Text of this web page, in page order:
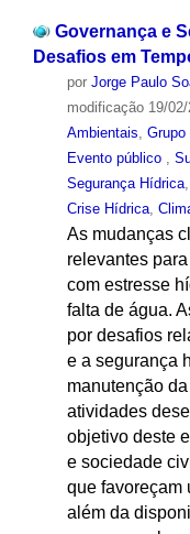
Governança e
Desafios em
por Jorge Paulo
modificação19/02/
Ambientais, Grupo
Evento público ,
Segurança Hídrica,
Crise Hídrica,
As mudanças
relevantes
com estresse
falta de água.
por desafios
e a segurança
manutenção
atividades
objetivo deste
e sociedade
que favoreçam
além da